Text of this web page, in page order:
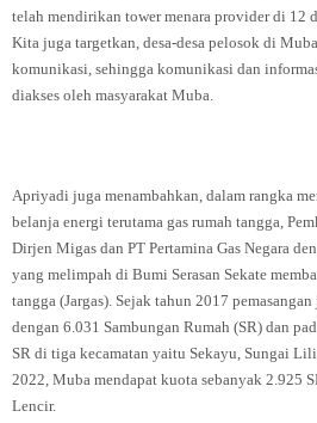
telah mendirikan tower menara provider di 12
Kita juga targetkan, desa-desa pelosok di
komunikasi, sehingga komunikasi dan
diakses oleh masyarakat Muba.
Apriyadi juga menambahkan, dalam rangka
belanja energi terutama gas rumah tangga,
Dirjen Migas dan PT Pertamina Gas Negara
yang melimpah di Bumi Serasan Sekate
tangga (Jargas). Sejak tahun 2017
dengan 6.031 Sambungan Rumah (SR) dan
SR di tiga kecamatan yaitu Sekayu, Sungai
2022, Muba mendapat kuota sebanyak 2.925
Lencir.